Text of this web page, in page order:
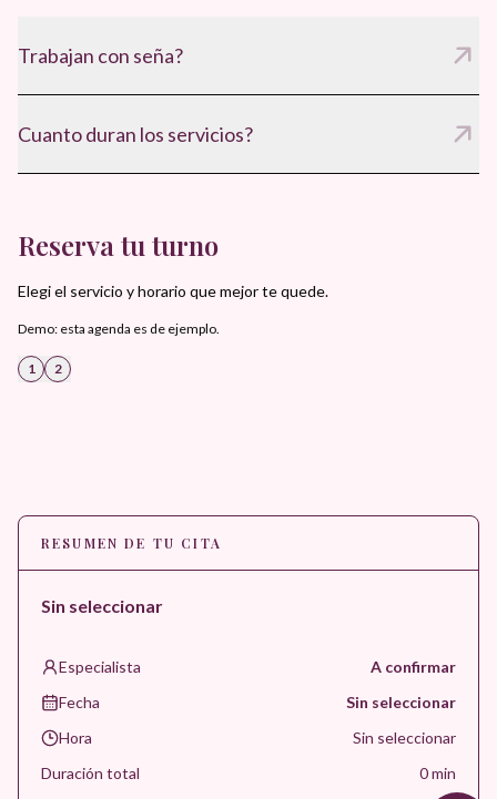
Trabajan con seña?
Cuanto duran los servicios?
Reserva tu turno
Elegi el servicio y horario que mejor te quede.
Demo: esta agenda es de ejemplo.
1 2
RESUMEN DE TU CITA
Sin seleccionar
Especialista
A confirmar
Fecha
Sin seleccionar
Hora
Sin seleccionar
Duración total
0min